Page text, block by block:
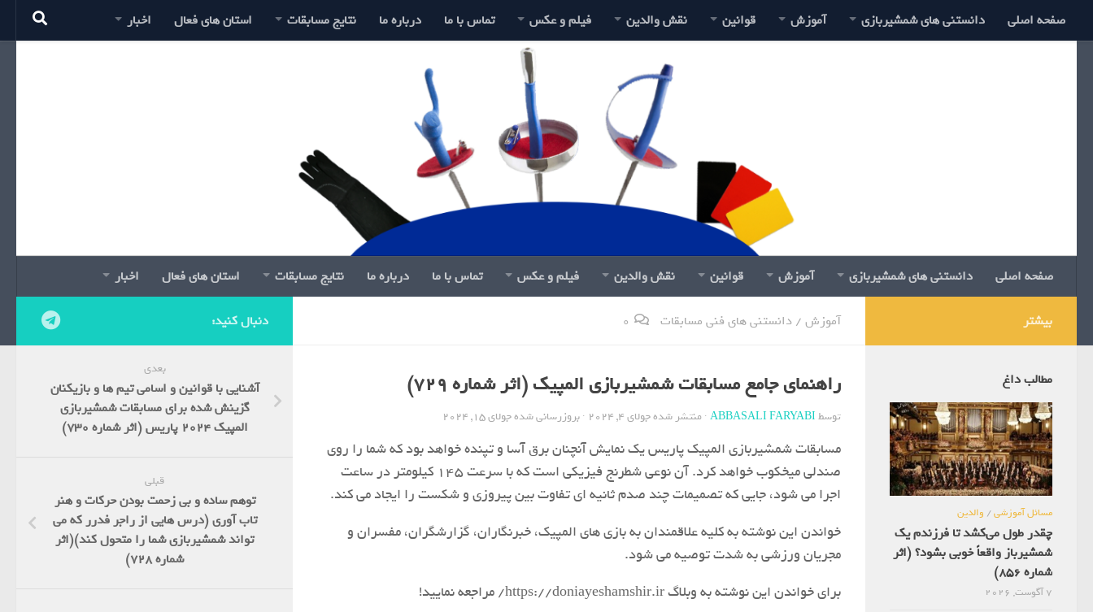
صفحه اصلی دانستنی های شمشیربازی آموزش قوانین نقش والدین فیلم و عکس تماس با ما درباره ما نتایج مسابقات استان های فعال اخبار
صفحه اصلی دانستنی های شمشیربازی آموزش قوانین نقش والدین فیلم و عکس تماس با ما درباره ما نتایج مسابقات استان های فعال اخبار
آموزش / دانستنی های فنی مسابقات 0
راهنمای جامع مسابقات شمشیربازی المپیک (اثر شماره 729)
توسطABBASALI FARYABI · منتشر شدهجولای 4, 2024 · بروزرسانی شدهجولای 15, 2024
مسابقات شمشیربازی المپیک پاریس یک نمایش آنچنان برق آسا و تپنده خواهد بود که شما را روی
صندلی میخکوب خواهد کرد. آن نوعی شطرنج فیزیکی است که با سرعت 145 کیلومتر در ساعت
اجرا می شود، جایی که تصمیمات چند صدم ثانیه ای تفاوت بین پیروزی و شکست را ایجاد می کند.
خواندن این نوشته به کلیه علاقمندان به بازی های المپیک، خبرنگاران، گزارشگران، مفسران و
مجریان ورزشی به شدت توصیه می شود.
برای خواندن این نوشته به وبلاگ https://doniayeshamshir.ir/ مراجعه نمایید!
دنبال کنید:
بعدی
آشنایی با قوانین و اسامی تیم ها و بازیکنان
گزینش شده برای مسابقات شمشیربازی
المپیک 2024 پاریس (اثر شماره 730)
قبلی
توهم ساده و بی زحمت بودن حرکات و هنر
تاب آوری (درس هایی از راجر فدرر که می
تواند شمشیربازی شما را متحول کند)(اثر
شماره 728)
بیشتر
مطالب داغ
مسائل آموزشی/ والدین
چقدر طول می‌کشد تا فرزندم یک
شمشیرباز واقعاً خوبی بشود؟ (اثر
شماره 856)
7 آگوست, 2026